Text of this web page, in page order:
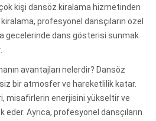
kişi dansöz kiralama hizmetinden
profesyonel dansçıların özel
gecelerinde dans gösterisi sunmak
avantajları nelerdir? Dansöz
bir atmosfer ve hareketlilik katar.
misafirlerin enerjisini yükseltir ve
Ayrıca, profesyonel dansçıların